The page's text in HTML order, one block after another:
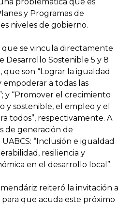
y Programas de
niveles de gobierno.
que se vincula directamente
Desarrollo Sostenible 5 y 8
son “Lograr la igualdad
a todas las
y “Promover el crecimiento
y sostenible, el empleo y el
todos”, respectivamente. A
de generación de
“Inclusión e igualdad
resiliencia y
en el desarrollo local”.
reiteró la invitación a
que acuda este próximo